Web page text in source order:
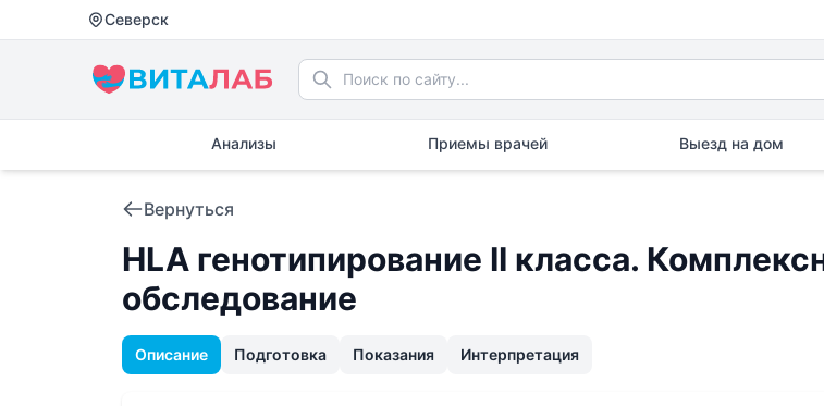
Северск
Анализы Приемы врачей Выезд на дом
Вернуться
HLA генотипирование II класса.
обследование
Описание Подготовка Показания Интерпретация